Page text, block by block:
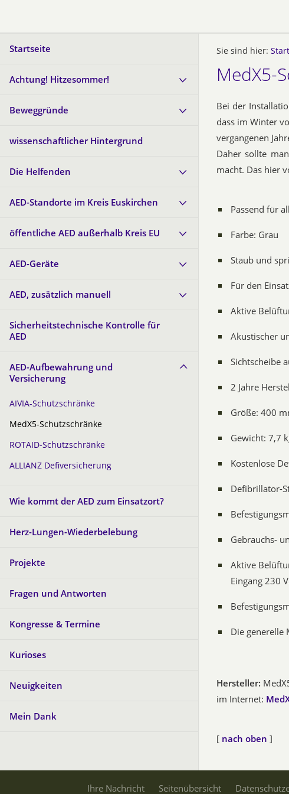
Startseite
Achtung! Hitzesommer!
Beweggründe
wissenschaftlicher Hintergrund
Die Helfenden
AED-Standorte im Kreis Euskirchen
öffentliche AED außerhalb Kreis EU
AED-Geräte
AED, zusätzlich manuell
Sicherheitstechnische Kontrolle für
AED
AED-Aufbewahrung und
Versicherung
AIVIA-Schutzschränke
MedX5-Schutzschränke
ROTAID-Schutzschränke
ALLIANZ Defiversicherung
Wie kommt der AED zum Einsatzort?
Herz-Lungen-Wiederbelebung
Projekte
Fragen und Antworten
Kongresse & Termine
Kurioses
Neuigkeiten
Mein Dank
Sie sind hier:
MedX5-
Bei der
dass im Winter
vergangenen
Daher sollte
macht. Das hier
Passend für
Farbe: Grau
Staub und
Für den
Aktive
Akustischer
Sichtscheibe
2 Jahre
Größe: 400
Gewicht: 7,7
Kostenlose
Defibrillator-
Gebrauchs-
Aktive
Eingang 230
Die generelle
Hersteller:
im Internet:
[ nach oben ]
Ihre Nachricht Seitenübersicht